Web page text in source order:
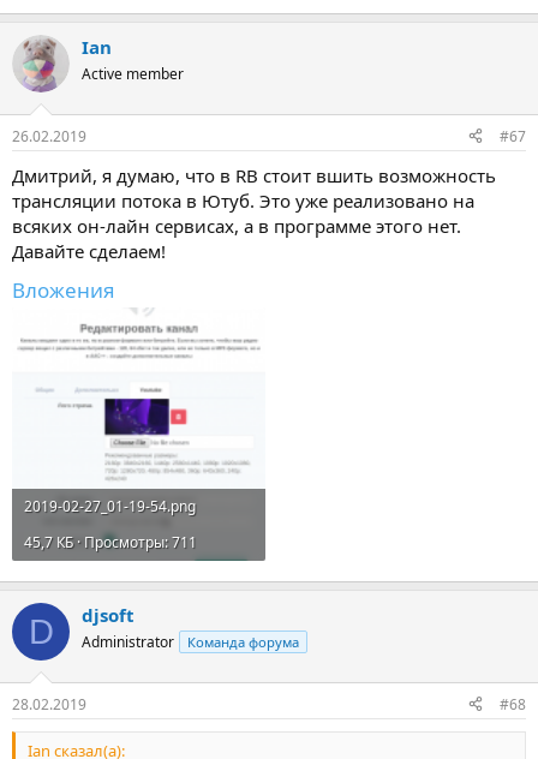
Ian
Active member
26.02.2019 #67
Дмитрий, я думаю, что в RB стоит вшить возможность
трансляции потока в Ютуб. Это уже реализовано на
всяких он-лайн сервисах, а в программе этого нет.
Давайте сделаем!
Вложения
2019-02-27_01-19-54.png
45,7 КБ · Просмотры: 711
D djsoft
Administrator Команда форума
28.02.2019 #68
Ian сказал(а):